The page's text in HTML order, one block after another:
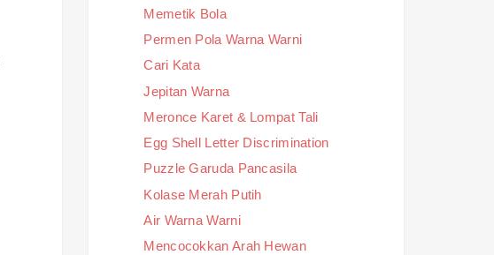
Memetik Bola
Permen Pola Warna Warni
Cari Kata
Jepitan Warna
Meronce Karet & Lompat Tali
Egg Shell Letter Discrimination
Puzzle Garuda Pancasila
Kolase Merah Putih
Air Warna Warni
Mencocokkan Arah Hewan